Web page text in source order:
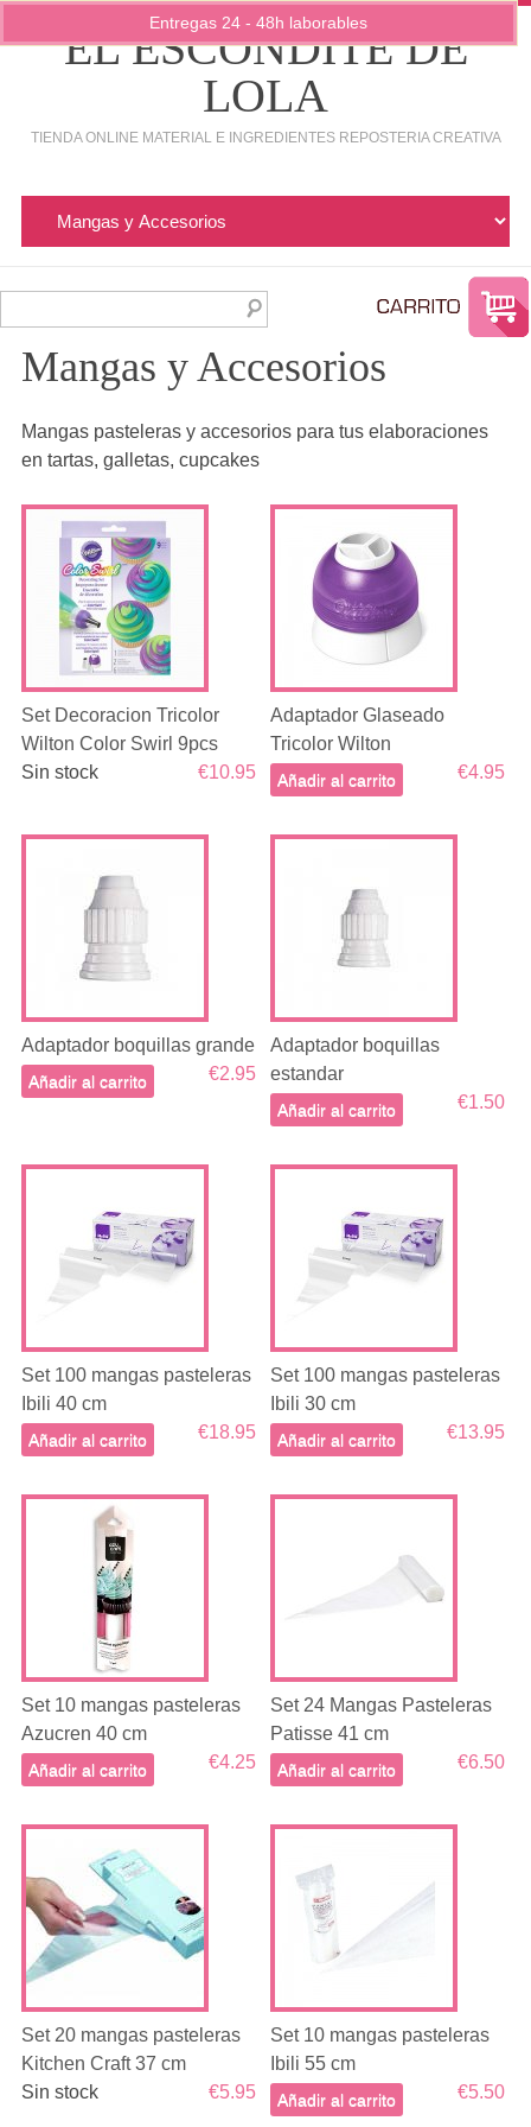
EL ESCONDITE DE
LOLA
TIENDA ONLINE MATERIAL E INGREDIENTES REPOSTERIA CREATIVA
Mangas y Accesorios
Mangas pasteleras y accesorios para tus elaboraciones
en tartas, galletas, cupcakes
Set Decoracion Tricolor
Wilton Color Swirl 9pcs
€10.95
Sin stock
Adaptador Glaseado
Tricolor Wilton
€4.95
Añadir al carrito
Adaptador boquillas grande
€2.95
Añadir al carrito
Adaptador boquillas
estandar
€1.50
Añadir al carrito
Set 100 mangas pasteleras
Ibili 40 cm
€18.95
Añadir al carrito
Set 100 mangas pasteleras
Ibili 30 cm
€13.95
Añadir al carrito
Set 10 mangas pasteleras
Azucren 40 cm
€4.25
Añadir al carrito
Set 24 Mangas Pasteleras
Patisse 41 cm
€6.50
Añadir al carrito
Set 20 mangas pasteleras
Kitchen Craft 37 cm
€5.95
Sin stock
Set 10 mangas pasteleras
Ibili 55 cm
€5.50
Añadir al carrito
Entregas 24 - 48h laborables